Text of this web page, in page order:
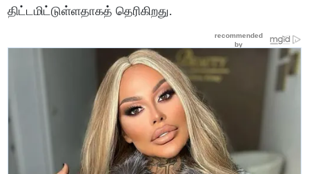
திட்டமிட்டுள்ளதாகத் தெரிகிறது.